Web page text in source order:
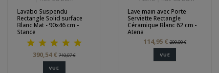
Lavabo Suspendu
Rectangle Solid surface
Blanc Mat - 90x46 cm -
Stance
390,54 €710,07 €
VUE
Lave main avec Porte
Serviette Rectangle
Céramique Blanc 62 cm -
Atena
114,95 €209,00 €
VUE